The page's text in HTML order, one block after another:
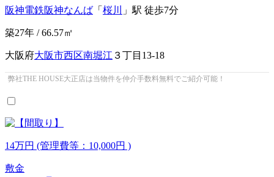
阪神電鉄阪神なんば 「 桜川 」駅 徒歩7分
築27年 / 66.57㎡
大阪府大阪市西区南堀江 ３丁目13-18
弊社THE HOUSE大正店は当物件を仲介手数料無料でご紹介可能！
14万円 (管理費等：10,000円 )
敷金